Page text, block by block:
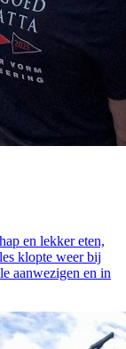
en lekker eten,
klopte weer bij
aanwezigen en in